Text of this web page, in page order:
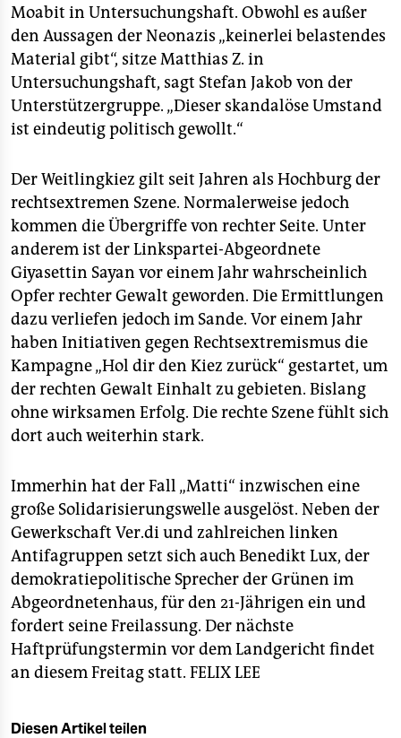
epaper login
Moabit in Untersuchungshaft. Obwohl es außer
den Aussagen der Neonazis „keinerlei belastendes
Material gibt“, sitze Matthias Z. in
Untersuchungshaft, sagt Stefan Jakob von der
Unterstützergruppe. „Dieser skandalöse Umstand
ist eindeutig politisch gewollt.“
Der Weitlingkiez gilt seit Jahren als Hochburg der
rechtsextremen Szene. Normalerweise jedoch
kommen die Übergriffe von rechter Seite. Unter
anderem ist der Linkspartei-Abgeordnete
Giyasettin Sayan vor einem Jahr wahrscheinlich
Opfer rechter Gewalt geworden. Die Ermittlungen
dazu verliefen jedoch im Sande. Vor einem Jahr
haben Initiativen gegen Rechtsextremismus die
Kampagne „Hol dir den Kiez zurück“ gestartet, um
der rechten Gewalt Einhalt zu gebieten. Bislang
ohne wirksamen Erfolg. Die rechte Szene fühlt sich
dort auch weiterhin stark.
Immerhin hat der Fall „Matti“ inzwischen eine
große Solidarisierungswelle ausgelöst. Neben der
Gewerkschaft Ver.di und zahlreichen linken
Antifagruppen setzt sich auch Benedikt Lux, der
demokratiepolitische Sprecher der Grünen im
Abgeordnetenhaus, für den 21-Jährigen ein und
fordert seine Freilassung. Der nächste
Haftprüfungstermin vor dem Landgericht findet
an diesem Freitag statt. FELIX LEE
Diesen Artikel teilen